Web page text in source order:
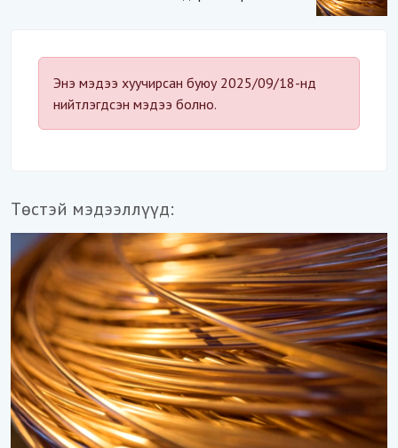
Энэ мэдээ хуучирсан буюу 2025/09/18-нд
нийтлэгдсэн мэдээ болно.
Төстэй мэдээллүүд: